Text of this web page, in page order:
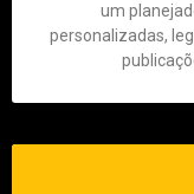
um
personalizadas,